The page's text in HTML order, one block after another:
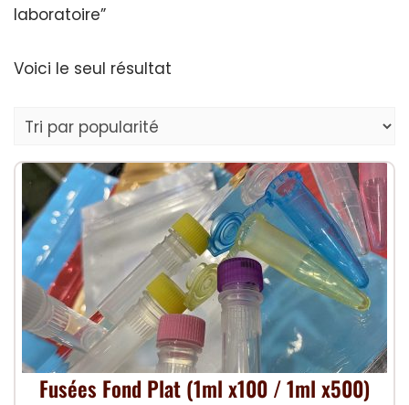
laboratoire”
Voici le seul résultat
Fusées Fond Plat (1ml x100 / 1ml x500)